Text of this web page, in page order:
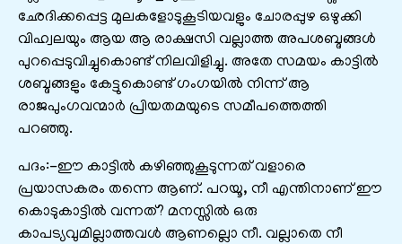
ഛേദിക്കപ്പെട്ട മുലകളോടുകൂടിയവളും ചോരപ്പുഴ ഒഴുക്കി
വിഹ്വലയും ആയ ആ രാക്ഷസി വല്ലാത്ത അപശബ്ദങ്ങൾ
പുറപ്പെടുവിച്ചുകൊണ്ട് നിലവിളിച്ചു. അതേ സമയം കാട്ടിൽ
ശബ്ദങ്ങളും കേട്ടുകൊണ്ട് ഗംഗയിൽ നിന്ന് ആ
രാജപുംഗവന്മാർ പ്രിയതമയുടെ സമീപത്തെത്തി
പറഞ്ഞു.
പദം:-ഈ കാട്ടിൽ കഴിഞ്ഞുകൂടുന്നത് വളാരെ
പ്രയാസകരം തന്നെ ആണ്. പറയൂ, നീ എന്തിനാണ് ഈ
കൊടുകാട്ടിൽ വന്നത്? മനസ്സിൽ ഒരു
കാപട്യവുമില്ലാത്തവൾ ആണല്ലൊ നീ. വല്ലാതെ നീ